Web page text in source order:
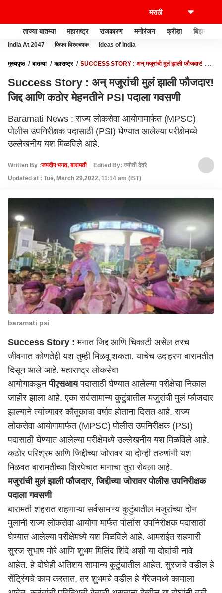
ताज्या बातम्या महाराष्ट्र राजकारण मनोरंजन क्रीडा बिझनेस
India At 2047 फिफा विश्वचषक Ideas of India
मुख्यपृष्ठ बातम्या महाराष्ट्र
SUCCESS STORY : अन् मजुरांची मुलं झाली फौजदार! जिद्द
Success Story : अन् मजुरांची मुलं झाली फौजदार!
जिद्द आणि कठोर मेहनतीने PSI पदाला गवसणी
Baramati News : राज्य लोकसेवा आयोगामार्फत (MPSC)
पोलीस उपनिरीक्षक पदासाठी (PSI) घेण्यात आलेल्या परीक्षेमध्ये
उल्लेखनीय यश मिळविले आहे.
Written By :जयदीप भगत, बारामती
Edited By: ज्योती देवरे
Updated at : Tue, March 29,2022, 11:14 am (IST)
baramati psi
Success Story : मनात जिद्द आणि चिकाटी असेल तरच
जीवनात कोणतेही यश तुम्ही मिळवू शकता. याचेच उदाहरण बारामतीत
दिसून आले आहे.महाराष्ट्र लोकसेवा
आयोगाकडूनपीएसआय पदासाठी घेण्यात आलेल्या परीक्षेचा निकाल
जाहीर झाला आहे. एका सर्वसामान्य कुटुंबातील मजुरांची मुलं फौजदार
झाल्याने त्यांच्यावर कौतुकाचा वर्षाव होताना दिसत आहे. राज्य
लोकसेवा आयोगामार्फत (MPSC) पोलीस उपनिरीक्षक (PSI)
पदासाठी घेण्यात आलेल्या परीक्षेमध्ये उल्लेखनीय यश मिळविले आहे.
कठोर परिश्रम आणि जिद्दीच्या जोरावर या दोन्ही तरुणांनी यश
मिळवत बारामतीच्या शिरपेचात मानाचा तुरा रोवला आहे.
मजुरांची मुलं झाली फौजदार, जिद्दीच्या जोरावर पोलीस उपनिरीक्षक
पदाला गवसणी
बारामती शहरात राहणाऱ्या सर्वसामान्य कुटुंबातील मजुरांच्या दोन
मुलांनी राज्य लोकसेवा आयोगा मार्फत पोलीस उपनिरीक्षक पदासाठी
घेण्यात आलेल्या परीक्षेमध्ये यश मिळविले आहे. आमराईत राहणारी
सुरज सुभाष मोरे आणि शुभम मिलिंद शिंदे अशी या दोघांची नावे
आहेत. हे दोघेही अतिशय सामान्य कुटुंबातील आहेत. सुरजचे वडील हे
सेंट्रिंगचे काम करतात, तर शुभमचे वडील हे गॅरेजमध्ये कामाला